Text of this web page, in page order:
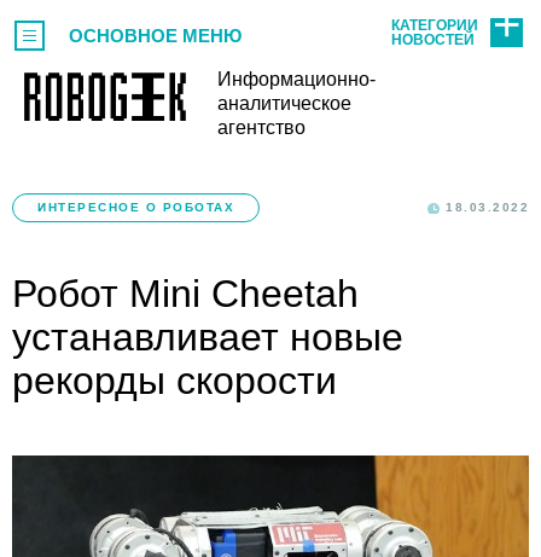
Информационно-
аналитическое
агентство
ОСНОВНОЕ МЕНЮ
КАТЕГОРИИ
НОВОСТЕЙ
ИНТЕРЕСНОЕ О РОБОТАХ 18.03.2022
Робот Mini Cheetah
устанавливает новые
рекорды скорости